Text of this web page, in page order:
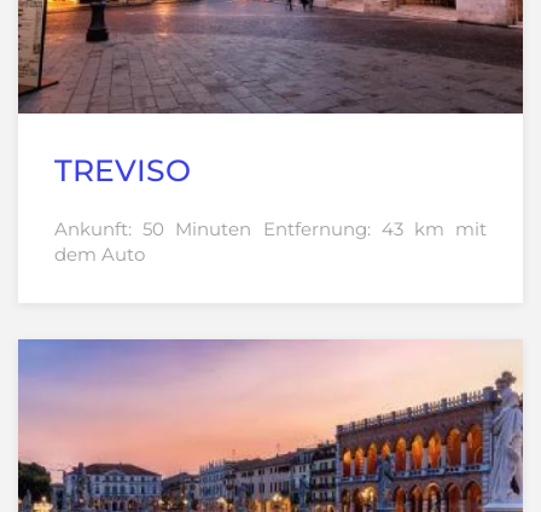
TREVISO
Ankunft: 50 Minuten Entfernung: 43 km mit
dem Auto